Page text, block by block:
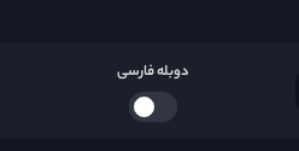
دوبله فارسی